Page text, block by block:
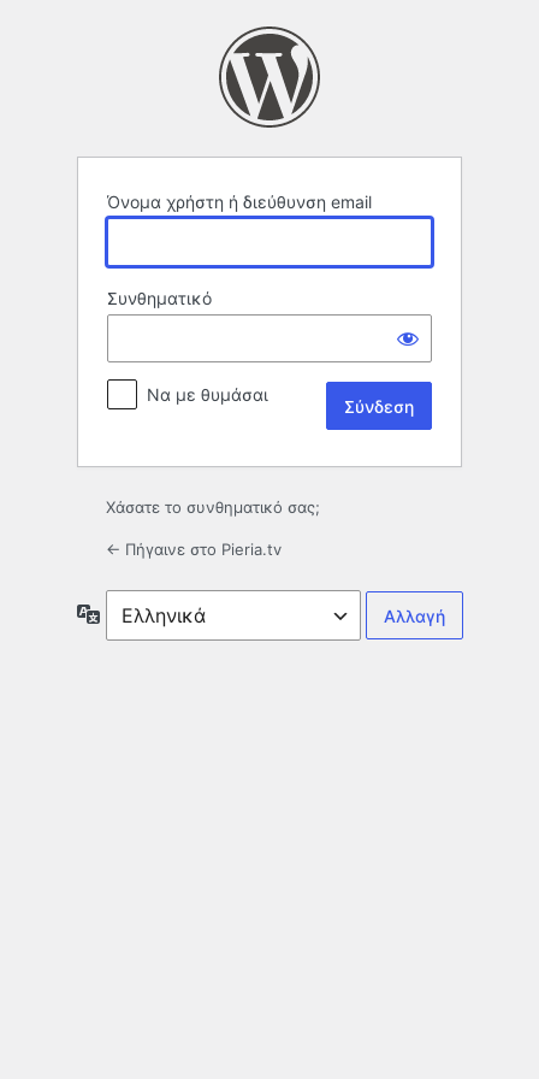
Όνομα χρήστη ή διεύθυνση email
Συνθηματικό
Να με θυμάσαι
Χάσατε το συνθηματικό σας;
← Πήγαινε στο Pieria.tv
Γλώσσα